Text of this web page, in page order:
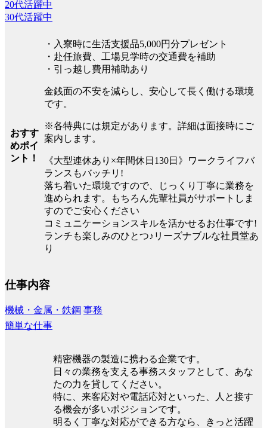
20代活躍中
30代活躍中
おすす
めポイ
ント！
・入寮時に生活支援品5,000円分プレゼント
・赴任旅費、工場見学時の交通費を補助
・引っ越し費用補助あり
金銭面の不安を減らし、安心して長く働ける環境
です。
※各特典には規定があります。詳細は面接時にご
案内します。
《大型連休あり×年間休日130日》ワークライフバ
ランスもバッチリ!
落ち着いた環境ですので、じっくり丁寧に業務を
進められます。もちろん先輩社員がサポートしま
すのでご安心ください
コミュニケーションスキルを活かせるお仕事です!
ランチも楽しみのひとつ♪リーズナブルな社員堂あ
り
仕事内容
機械・金属・鉄鋼 事務
簡単な仕事
精密機器の製造に携わる企業です。
日々の業務を支える事務スタッフとして、あな
たの力を貸してください。
特に、来客応対や電話応対といった、人と接す
る機会が多いポジションです。
明るく丁寧な対応ができる方なら、きっと活躍